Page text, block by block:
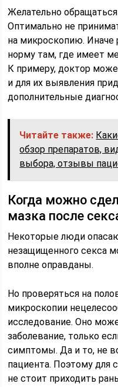
Желательно обращаться
Оптимально не
на микроскопию. Иначе
норму там, где имеет
К примеру, доктор
и для их выявления
дополнительные
Читайте также:
обзор препаратов,
выбора, отзывы
Когда можно
мазка после
Некоторые люди
незащищенного секса
вполне оправданы.
Но проверяться на
микроскопии
исследование. Оно
заболевание, только
симптомы. Да и то, не
пациента. Поэтому для
не стоит приходить